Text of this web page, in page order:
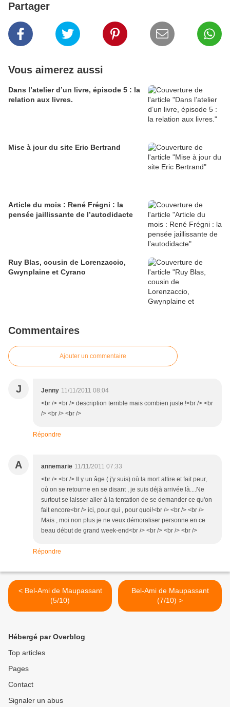
Partager
Vous aimerez aussi
Dans l’atelier d’un livre, épisode 5 : la
relation aux livres.
Mise à jour du site Eric Bertrand
Article du mois : René Frégni : la
pensée jaillissante de l’autodidacte
Ruy Blas, cousin de Lorenzaccio,
Gwynplaine et Cyrano
Commentaires
Ajouter un commentaire
J Jenny 11/11/2011 08:04
<br /> <br /> description terrible mais combien juste !<br /> <br
/> <br /> <br />
Répondre
A annemarie 11/11/2011 07:33
<br /> <br /> Il y un âge ( j'y suis) où la mort attire et fait peur,
où on se retourne en se disant , je suis déjà arrivée là....Ne
surtout se laisser aller à la tentation de se demander ce qu'on
fait encore<br /> ici, pour qui , pour quoi!<br /> <br /> <br />
Mais , moi non plus je ne veux démoraliser personne en ce
beau début de grand week-end<br /> <br /> <br /> <br />
Répondre
< Bel-Ami de Maupassant
(5/10)
Bel-Ami de Maupassant
(7/10) >
Hébergé par Overblog
Top articles
Pages
Contact
Signaler un abus